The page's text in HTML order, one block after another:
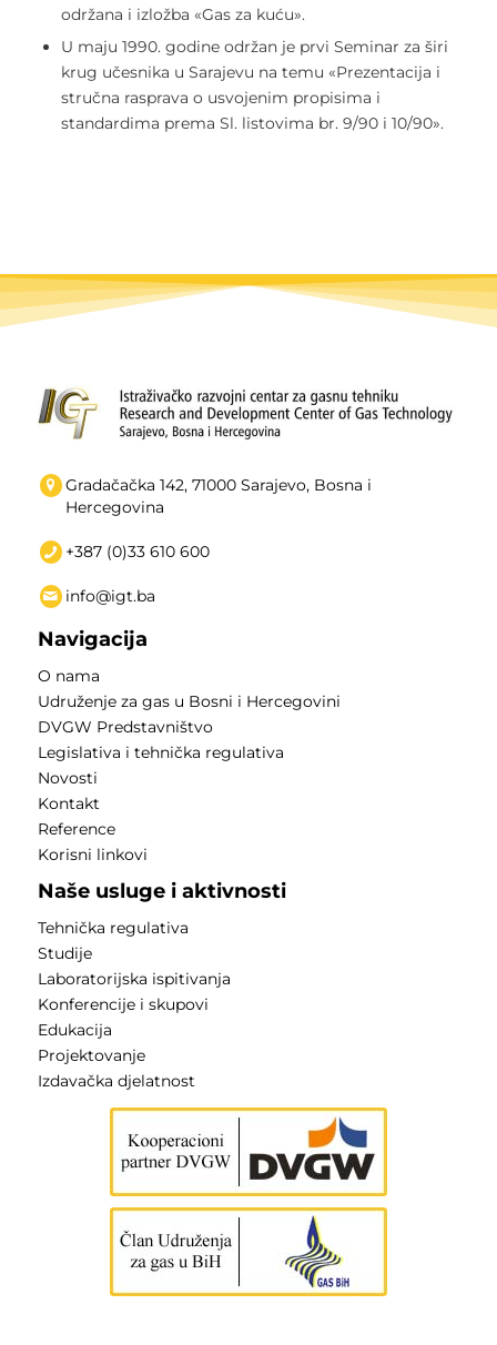
održana i izložba «Gas za kuću».
U maju 1990. godine održan je prvi Seminar za širi
krug učesnika u Sarajevu na temu «Prezentacija i
stručna rasprava o usvojenim propisima i
standardima prema Sl. listovima br. 9/90 i 10/90».
Gradačačka 142, 71000 Sarajevo, Bosna i
Hercegovina
+387 (0)33 610 600
info@igt.ba
Navigacija
O nama
Udruženje za gas u Bosni i Hercegovini
DVGW Predstavništvo
Legislativa i tehnička regulativa
Novosti
Kontakt
Reference
Korisni linkovi
Naše usluge i aktivnosti
Tehnička regulativa
Studije
Laboratorijska ispitivanja
Konferencije i skupovi
Edukacija
Projektovanje
Izdavačka djelatnost